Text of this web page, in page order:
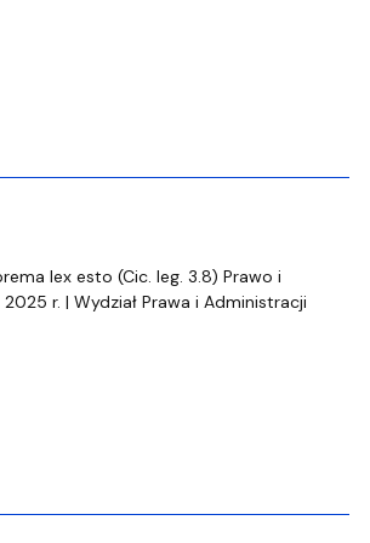
lex esto (Cic. leg. 3.8) Prawo i
r. | Wydział Prawa i Administracji